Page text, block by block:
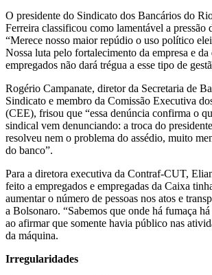
O presidente do Sindicato dos Bancários do
Ferreira classificou como lamentável a pressão
“Merece nosso maior repúdio o uso político
Nossa luta pelo fortalecimento da empresa e da
empregados não dará trégua a esse tipo de
Rogério Campanate, diretor da Secretaria de
Sindicato e membro da Comissão Executiva
(CEE), frisou que “essa denúncia confirma o
sindical vem denunciando: a troca do
resolveu nem o problema do assédio, muito
do banco”.
Para a diretora executiva da Contraf-CUT,
feito a empregados e empregadas da Caixa
aumentar o número de pessoas nos atos e
a Bolsonaro. “Sabemos que onde há fumaça
ao afirmar que somente havia público nas
da máquina.
Irregularidades